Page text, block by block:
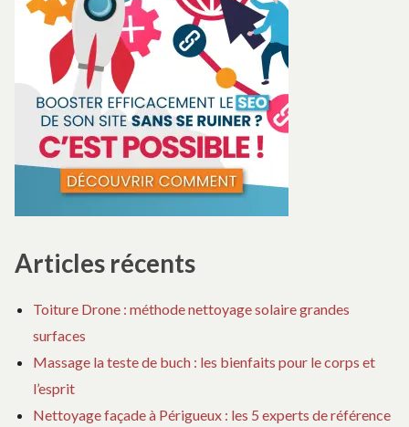
Articles récents
Toiture Drone : méthode nettoyage solaire grandes
surfaces
Massage la teste de buch : les bienfaits pour le corps et
l’esprit
Nettoyage façade à Périgueux : les 5 experts de référence